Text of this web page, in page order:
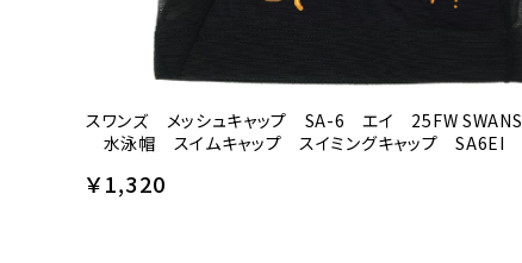
スワンズ メッシュキャップ SA-6 エイ 25FW SWANS
水泳帽 スイムキャップ スイミングキャップ SA6EI
￥1,320